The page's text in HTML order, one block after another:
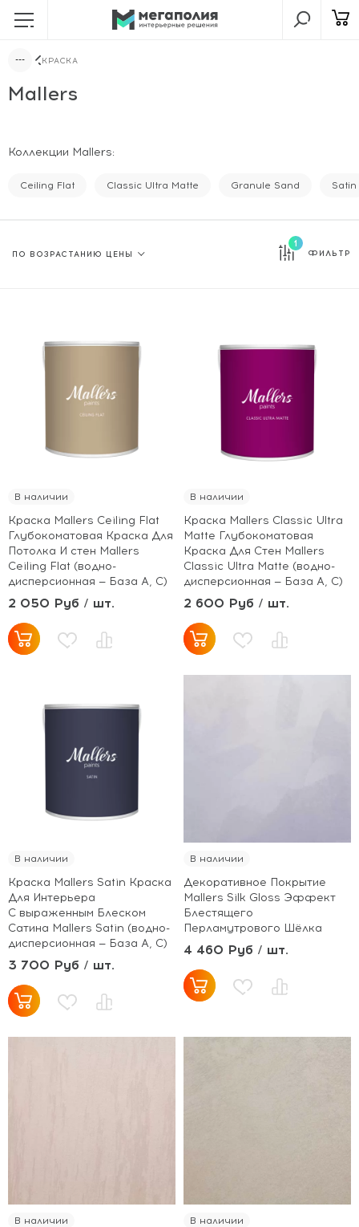
КРАСКА
Mallers
Коллекции Mallers:
Ceiling Flat Classic Ultra Matte Granule Sand Satin
1
ФИЛЬТР
В наличии
Краска Mallers Ceiling Flat
Глубокоматовая Краска Для
Потолка И стен Mallers
Ceiling Flat (водно-
дисперсионная — База A, C)
2 050 Руб / шт.
В наличии
Краска Mallers Classic Ultra
Matte Глубокоматовая
Краска Для Стен Mallers
Classic Ultra Matte (водно-
дисперсионная — База A, C)
2 600 Руб / шт.
В наличии
Краска Mallers Satin Краска
Для Интерьера
С выраженным Блеском
Сатина Mallers Satin (водно-
дисперсионная — База A, C)
3 700 Руб / шт.
В наличии
Декоративное Покрытие
Mallers Silk Gloss Эффект
Блестящего
Перламутрового Шёлка
4 460 Руб / шт.
В наличии В наличии